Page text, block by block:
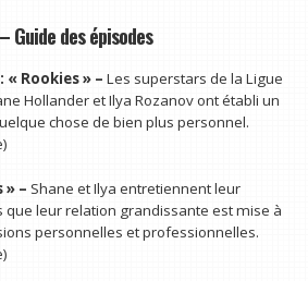
Guide des épisodes
« Rookies » –Les superstars de la Ligue
Hollander et Ilya Rozanov ont établi un
chose de bien plus personnel.
» – Shane et Ilya entretiennent leur
que leur relation grandissante est mise à
personnelles et professionnelles.